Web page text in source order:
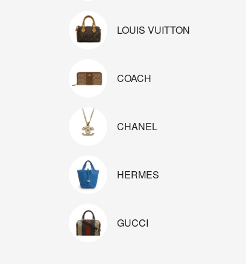
LOUIS VUITTON
COACH
CHANEL
HERMES
GUCCI